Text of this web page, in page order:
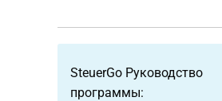
SteuerGo Руководство
программы: